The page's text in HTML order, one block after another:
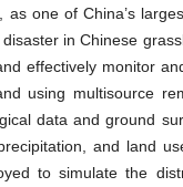
as one of China’s
in Chinese
effectively monitor
using multisource
data and ground
and land
to simulate the